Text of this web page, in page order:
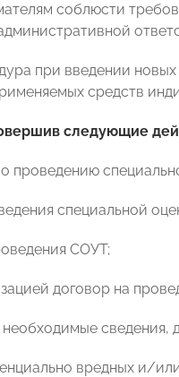
соблюсти
при введении
средств
следующие
проведению
специальной
СОУТ;
договор на
вредных и/